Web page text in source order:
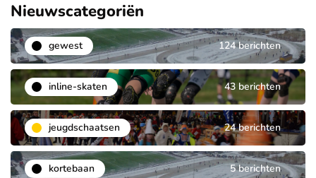
Nieuwscategoriën
gewest 124 berichten
inline-skaten 43 berichten
jeugdschaatsen 24 berichten
kortebaan 5 berichten